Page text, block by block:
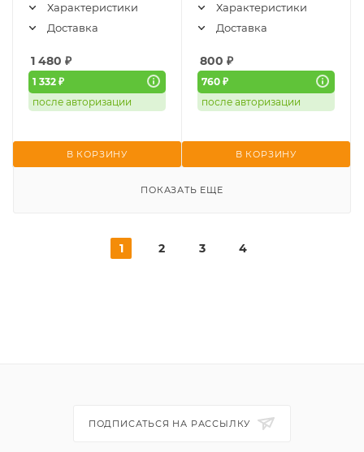
Характеристики
Доставка
1 480 ₽
1 332 ₽
после авторизации
В КОРЗИНУ
Характеристики
Доставка
800 ₽
760 ₽
после авторизации
В КОРЗИНУ
ПОКАЗАТЬ ЕЩЕ
1 2 3 4
ПОДПИСАТЬСЯ НА РАССЫЛКУ